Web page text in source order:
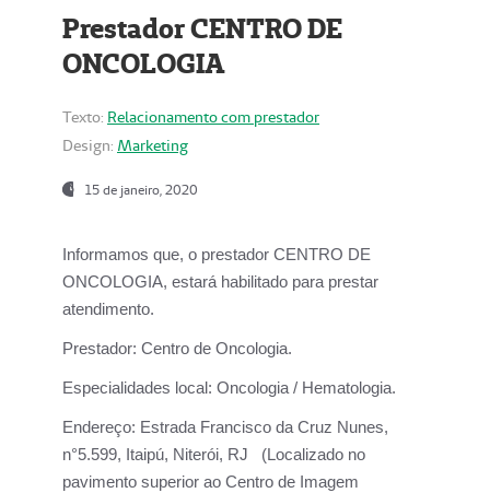
Prestador CENTRO DE
ONCOLOGIA
Texto: Relacionamento com prestador
Design: Marketing
15 de janeiro, 2020
Informamos que, o prestador CENTRO DE
ONCOLOGIA, estará habilitado para prestar
atendimento.
Prestador: Centro de Oncologia.
Especialidades local: Oncologia / Hematologia.
Endereço: Estrada Francisco da Cruz Nunes,
n°5.599, Itaipú, Niterói, RJ (Localizado no
pavimento superior ao Centro de Imagem